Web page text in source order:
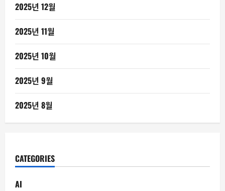
2025년 12월
2025년 11월
2025년 10월
2025년 9월
2025년 8월
CATEGORIES
AI